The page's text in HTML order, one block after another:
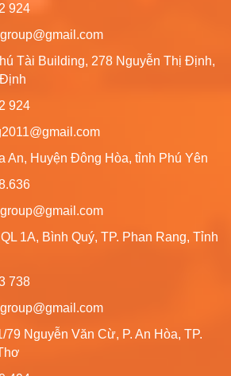
924
Tài Building, 278 Nguyễn Thị Định,
924
An, Huyện Đông Hòa, tỉnh Phú Yên
QL 1A, Bình Quý, TP. Phan Rang, Tỉnh
738
79 Nguyễn Văn Cừ, P. An Hòa, TP.